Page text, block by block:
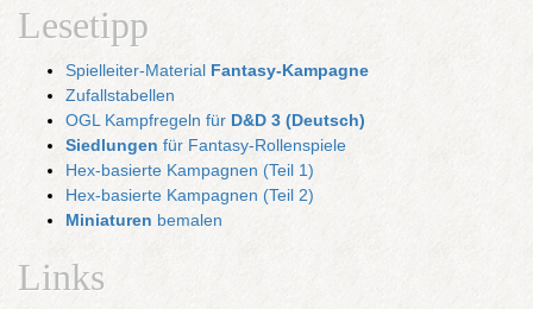
Lesetipp
Spielleiter-Material Fantasy-Kampagne
Zufallstabellen
OGL Kampfregeln für D&D 3 (Deutsch)
Siedlungen für Fantasy-Rollenspiele
Hex-basierte Kampagnen (Teil 1)
Hex-basierte Kampagnen (Teil 2)
Miniaturen bemalen
Links